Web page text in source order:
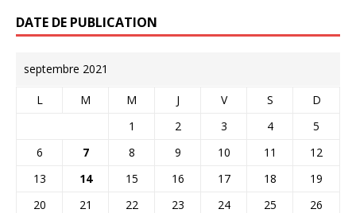
DATE DE PUBLICATION
septembre 2021
L M M J V S
D
1
2 3 4
5
6
7 8 9 10 11
12
13
14 15 16 17 18
19
20
21 22 23 24 25
26